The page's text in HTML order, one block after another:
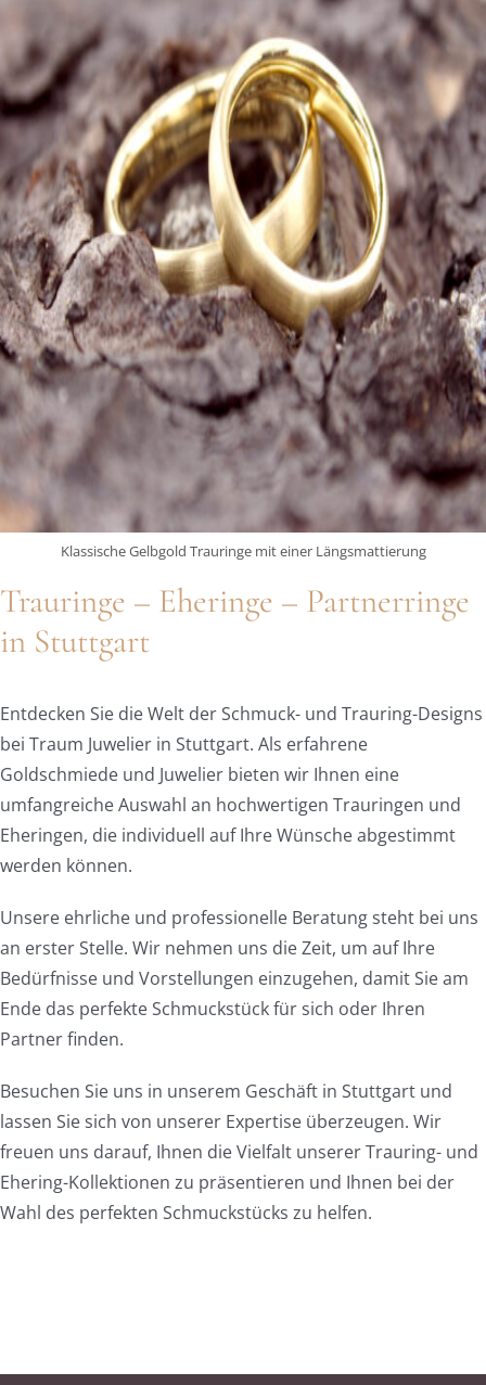
Klassische Gelbgold Trauringe mit einer Längsmattierung
Trauringe – Eheringe – Partnerringe
in Stuttgart
Entdecken Sie die Welt der Schmuck- und Trauring-Designs
bei Traum Juwelier in Stuttgart. Als erfahrene
Goldschmiede und Juwelier bieten wir Ihnen eine
umfangreiche Auswahl an hochwertigen Trauringen und
Eheringen, die individuell auf Ihre Wünsche abgestimmt
werden können.
Unsere ehrliche und professionelle Beratung steht bei uns
an erster Stelle. Wir nehmen uns die Zeit, um auf Ihre
Bedürfnisse und Vorstellungen einzugehen, damit Sie am
Ende das perfekte Schmuckstück für sich oder Ihren
Partner finden.
Besuchen Sie uns in unserem Geschäft in Stuttgart und
lassen Sie sich von unserer Expertise überzeugen. Wir
freuen uns darauf, Ihnen die Vielfalt unserer Trauring- und
Ehering-Kollektionen zu präsentieren und Ihnen bei der
Wahl des perfekten Schmuckstücks zu helfen.